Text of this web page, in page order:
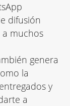
difusión
muchos
genera
la
y
a